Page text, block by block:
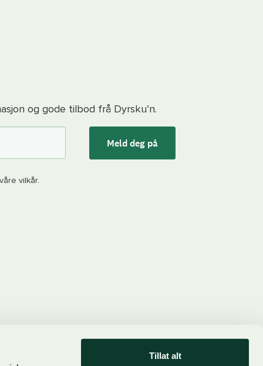
Tillat alt
og gode tilbod frå Dyrsku’n.
Meld deg på
vilkår.